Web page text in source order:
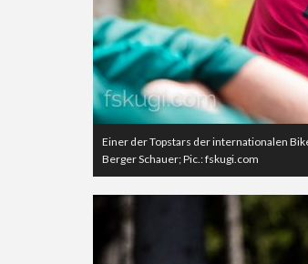
Einer der Topstars der internationalen
Berger Schauer; Pic.: fskugi.com